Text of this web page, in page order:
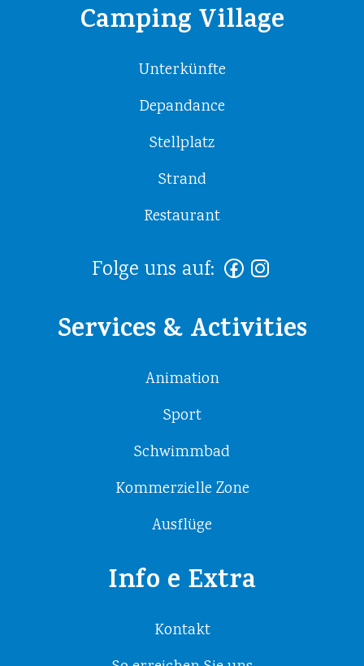
Camping Village
Unterkünfte
Depandance
Stellplatz
Strand
Restaurant
Folge uns auf:
Services & Activities
Animation
Sport
Schwimmbad
Kommerzielle Zone
Ausflüge
Info e Extra
Kontakt